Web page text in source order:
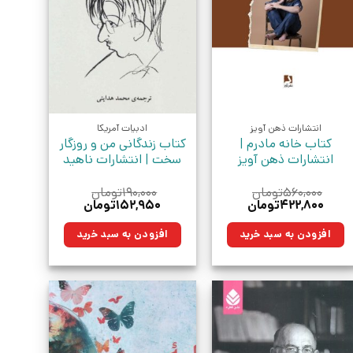
انتشارات ذهن آویز
کتاب خانه مادرم |
انتشارات ذهن آویز
۵۶۰,۰۰۰تومان
قیمت
۵۶۰,۰۰۰تومان
بود.
۴۲۲,۸۰۰تومان
۴۲۲,۸۰۰تومان.افزودن به سبد خرید
ادبیات آمریکا
کتاب زندگانی من و روزگار
سخت | انتشارات ناهید
۱۹۰,۰۰۰تومان
قیمت
۱۹۰,۰۰۰تومان
بود.
۱۵۲,۹۵۰تومانقیمت
۱۵۲,۹۵۰تومان.افزودن به سبد خرید